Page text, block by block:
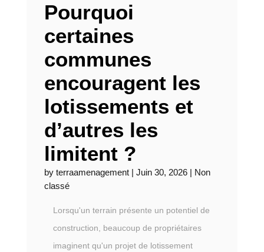
Pourquoi
certaines
communes
encouragent les
lotissements et
d’autres les
limitent ?
by terraamenagement| Juin 30, 2026| Non
classé
Lorsqu'un terrain présente un potentiel de
construction, beaucoup de propriétaires
imaginent qu'un projet de lotissement